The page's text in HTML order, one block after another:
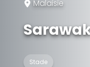
Malaisie
Stade